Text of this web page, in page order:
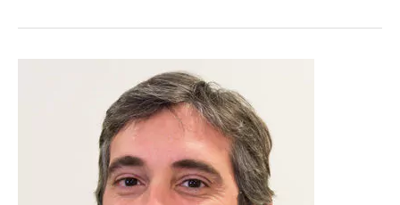
Bronsard